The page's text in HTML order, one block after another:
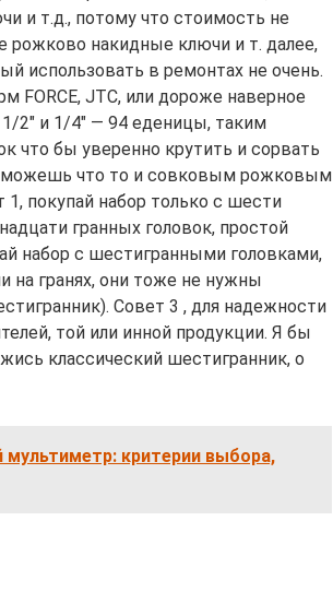
и т.д., потому что стоимость не
рожково накидные ключи и т. далее,
использовать в ремонтах не очень.
FORCE, JTC, или дороже наверное
2″ и 1/4″ — 94 еденицы, таким
что бы уверенно крутить и сорвать
что то и совковым рожковым
покупай набор только с шести
гранных головок, простой
набор с шестигранными головками,
на гранях, они тоже не нужны
Совет 3 , для надежности
той или инной продукции. Я бы
классический шестигранник, о
критерии выбора,